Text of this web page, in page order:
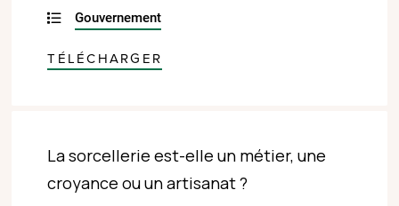
Gouvernement
TÉLÉCHARGER
La sorcellerie est-elle un métier, une
croyance ou un artisanat ?